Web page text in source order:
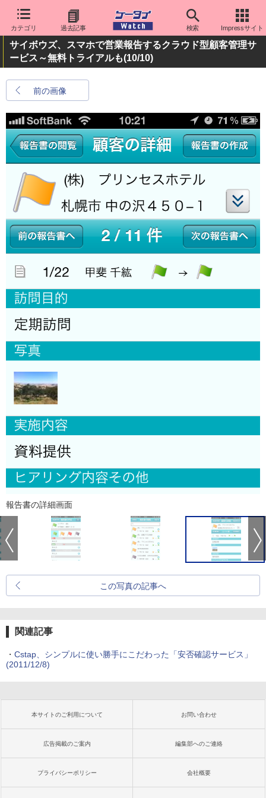
カテゴリ 過去記事 検索 Impressサイト
サイボウズ、スマホで営業報告するクラウド型顧客管理サ
ービス～無料トライアルも(10/10)
前の画像
報告書の詳細画面
この写真の記事へ
関連記事
・ Cstap、シンプルに使い勝手にこだわった「安否確認サービス」
(2011/12/8)
本サイトのご利用について お問い合わせ
広告掲載のご案内 編集部へのご連絡
プライバシーポリシー 会社概要